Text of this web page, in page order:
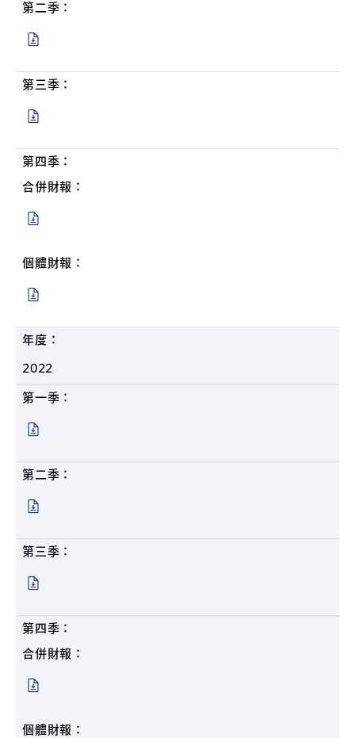
第二季：
第三季：
第四季：
合併財報：
個體財報：
年度：
2022
第一季：
第二季：
第三季：
第四季：
合併財報：
個體財報：